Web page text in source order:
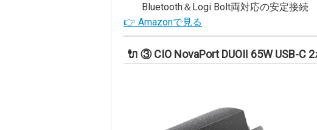
Bluetooth＆Logi Bolt両対応の安定接続
👉 Amazonで見る
🔌 ③ CIO NovaPort DUOⅡ 65W USB-C